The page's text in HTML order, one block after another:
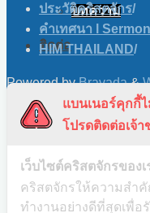
บทความ
ติดต่อ
ไทย
ประวัติคริสตจักร/
คำเทศนา l Sermon
HIM THAILAND/
Powered byBravada&
Skip to content
Open toolbar
Accessibility Tools
Increase Text
แบนเนอร์คุกกี้
โปรดติดต่อเจ้า
เว็บไซต์คริสตจักรของ
คริสตจักรให้ความสำ
ทำงานอย่างดีที่สุดเพื่